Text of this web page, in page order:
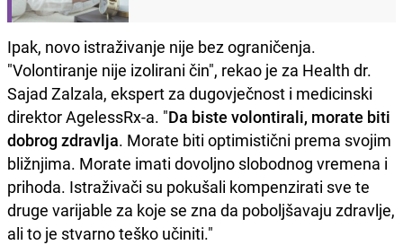
Ipak, novo istraživanje nije bez ograničenja.
"Volontiranje nije izolirani čin", rekao je za Health dr.
Sajad Zalzala, ekspert za dugovječnost i medicinski
direktor AgelessRx-a. "Da biste volontirali, morate biti
dobrog zdravlja. Morate biti optimistični prema svojim
bližnjima. Morate imati dovoljno slobodnog vremena i
prihoda. Istraživači su pokušali kompenzirati sve te
druge varijable za koje se zna da poboljšavaju zdravlje,
ali to je stvarno teško učiniti."